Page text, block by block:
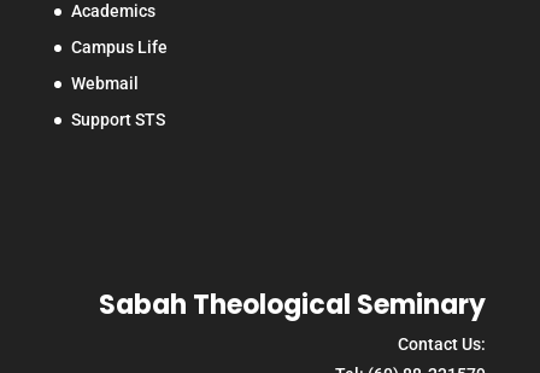
Academics
Campus Life
Webmail
Support STS
Sabah Theological Seminary
Contact Us: